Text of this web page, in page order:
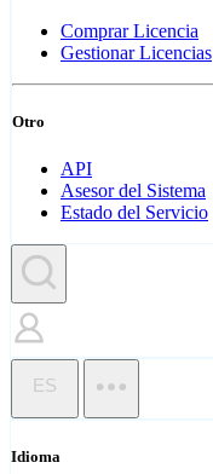
Comprar Licencia
Gestionar Licencias
Otro
API
Asesor del Sistema
Estado del Servicio
ES
Idioma